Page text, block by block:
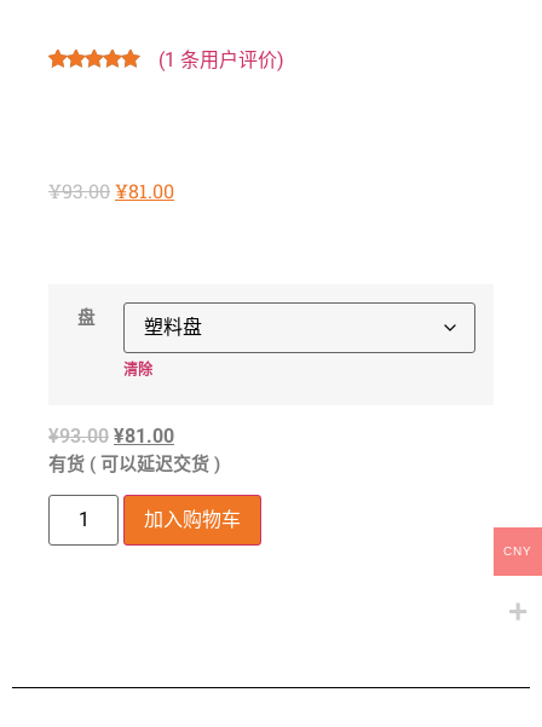
(1 条用户评价)
¥93.00¥81.00
盘
清除
¥93.00 ¥81.00
有货 ( 可以延迟交货 )
加入购物车
CNY